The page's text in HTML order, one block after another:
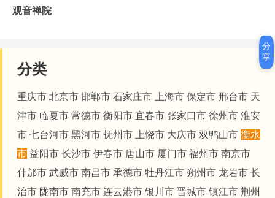
观音禅院
分类
重庆市 北京市 邯郸市 石家庄市 上海市 保定市 邢台市 天
津市 临夏市 常德市 衡阳市 宜春市 张家口市 徐州市 淮安
市 七台河市 黑河市 抚州市 上饶市 大庆市 双鸭山市 衡水
市 益阳市 长沙市 伊春市 唐山市 厦门市 福州市 南京市
什邡市 武威市 南昌市 承德市 牡丹江市 朔州市 龙岩市 长
治市 陇南市 南充市 连云港市 银川市 晋城市 镇江市 荆州
分
享